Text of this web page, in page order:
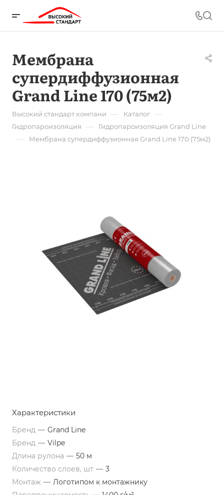
Мембрана
супердиффузионная
Grand Line 170 (75м2)
Высокий стандарт компани — Каталог —
Гидропароизоляция — Гидропароизоляция Grand Line
— Мембрана супердиффузионная Grand Line 170 (75м2)
Характеристики
Бренд — Grand Line
Бренд — Vilpe
Длина рулона — 50 м
Количество слоев, шт — 3
Монтаж — Логотипом к монтажнику